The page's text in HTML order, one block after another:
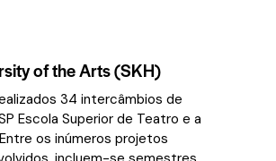
of the Arts (SKH)
34 intercâmbios de
Escola Superior de Teatro e a
os inúmeros projetos